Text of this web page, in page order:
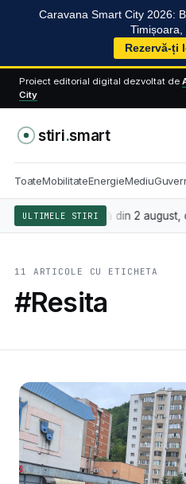
Caravana Smart City 2026:
Timișoara,
Rezervă-ți
Proiect editorial digital dezvoltat de
City
stiri.smart
ToateMobilitateEnergieMediu
ULTIMELE STIRI
se aplică din 2 august, dar
11 ARTICOLE CU ETICHETA
#Resita